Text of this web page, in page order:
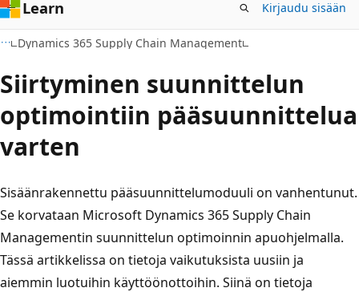
Learn Kirjaudu sisään
Dynamics 365 Supply Chain Management
Siirtyminen suunnittelun
optimointiin pääsuunnittelua
varten
Sisäänrakennettu pääsuunnittelumoduuli on vanhentunut.
Se korvataan Microsoft Dynamics 365 Supply Chain
Managementin suunnittelun optimoinnin apuohjelmalla.
Tässä artikkelissa on tietoja vaikutuksista uusiin ja
aiemmin luotuihin käyttöönottoihin. Siinä on tietoja